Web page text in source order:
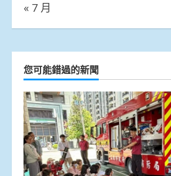
« 7 月
您可能錯過的新聞